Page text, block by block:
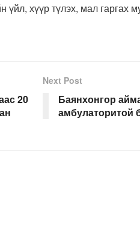
үйл, хүүр түлэх, мал гаргах
20
Next Post
Баянхонгор
амбулаторитой